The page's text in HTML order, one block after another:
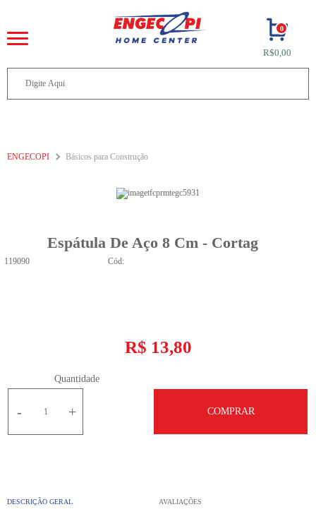
0
R$0,00
ENGECOPI Básicos para Construção
Espátula De Aço 8 Cm - Cortag
Cód:
119090
R$ 13,80
Quantidade
- + COMPRAR
DESCRIÇÃO GERAL AVALIAÇÕES